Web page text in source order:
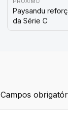
Paysandu
da Série C
Campos